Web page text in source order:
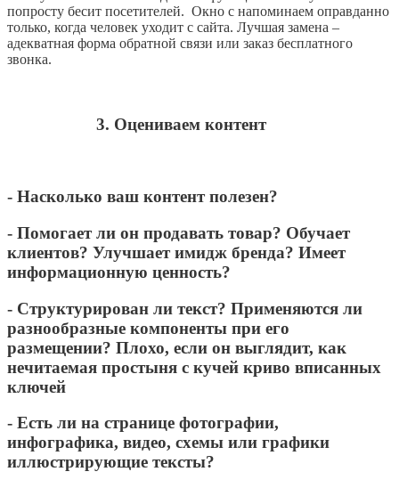
попросту бесит посетителей. Окно с напоминаем оправданно
только, когда человек уходит с сайта. Лучшая замена –
адекватная форма обратной связи или заказ бесплатного
звонка.
3. Оцениваем контент
- Насколько ваш контент полезен?
- Помогает ли он продавать товар? Обучает
клиентов? Улучшает имидж бренда? Имеет
информационную ценность?
- Структурирован ли текст? Применяются ли
разнообразные компоненты при его
размещении? Плохо, если он выглядит, как
нечитаемая простыня с кучей криво вписанных
ключей
- Есть ли на странице фотографии,
инфографика, видео, схемы или графики
иллюстрирующие тексты?